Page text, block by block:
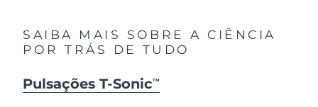
SAIBA MAIS SOBRE A CIÊNCIA
POR TRÁS DE TUDO
Pulsações T-SonicTM